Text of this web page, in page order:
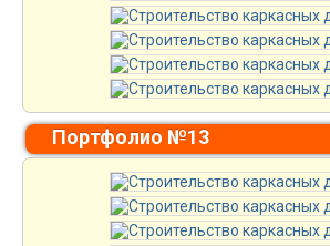
Портфолио №13